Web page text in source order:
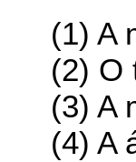
(1) A
(2) O
(3) A
(4) A